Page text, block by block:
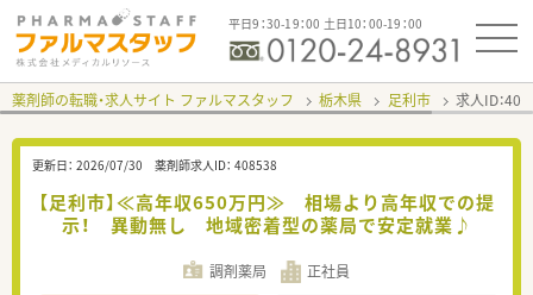
平日9：30-19：00 土日10：00-19：00
薬剤師の転職・求人サイト ファルマスタッフ 栃木県 足利市 求人ID：
更新日： 2026/07/30 薬剤師求人ID： 408538
【足利市】≪高年収650万円≫ 相場より高年収での提
示！ 異動無し 地域密着型の薬局で安定就業♪
調剤薬局 正社員